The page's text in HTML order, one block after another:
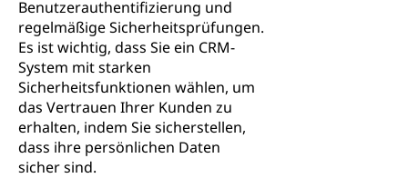
Benutzerauthentifizierung und
regelmäßige Sicherheitsprüfungen.
Es ist wichtig, dass Sie ein CRM-
System mit starken
Sicherheitsfunktionen wählen, um
das Vertrauen Ihrer Kunden zu
erhalten, indem Sie sicherstellen,
dass ihre persönlichen Daten
sicher sind.